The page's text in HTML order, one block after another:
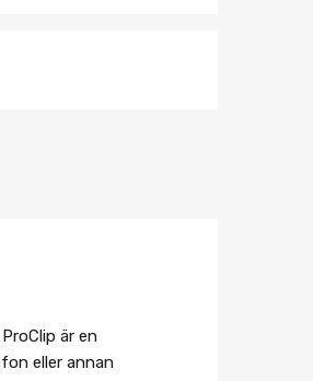
är en
eller annan